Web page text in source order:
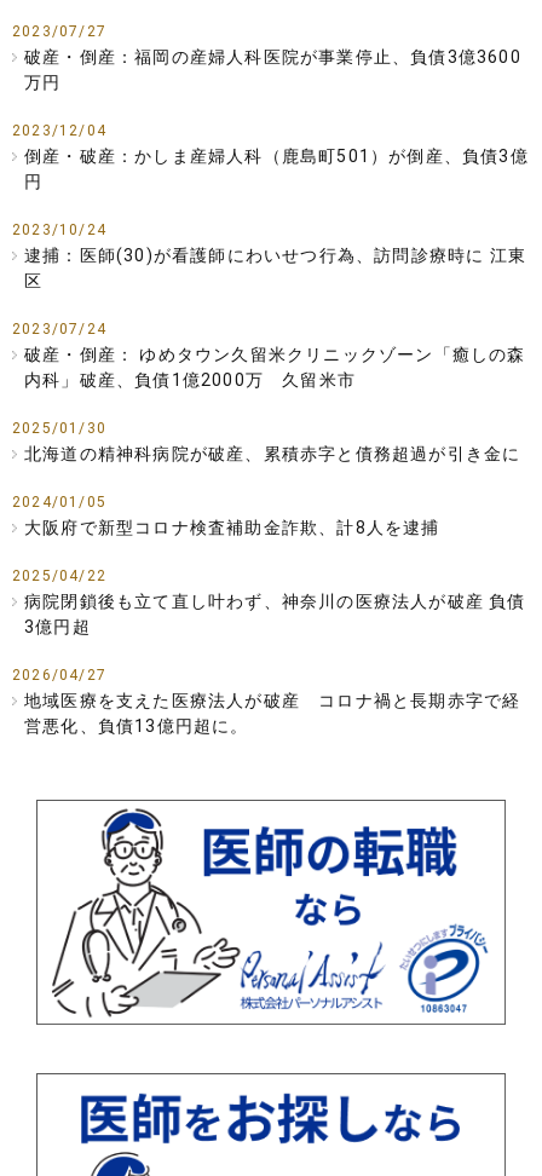
2023/07/27
破産・倒産：福岡の産婦人科医院が事業停止、負債3億3600
万円
2023/12/04
倒産・破産：かしま産婦人科（鹿島町501）が倒産、負債3億
円
2023/10/24
逮捕：医師(30)が看護師にわいせつ行為、訪問診療時に 江東
区
2023/07/24
破産・倒産： ゆめタウン久留米クリニックゾーン「癒しの森
内科」破産、負債1億2000万 久留米市
2025/01/30
北海道の精神科病院が破産、累積赤字と債務超過が引き金に
2024/01/05
大阪府で新型コロナ検査補助金詐欺、計8人を逮捕
2025/04/22
病院閉鎖後も立て直し叶わず、神奈川の医療法人が破産 負債
3億円超
2026/04/27
地域医療を支えた医療法人が破産 コロナ禍と長期赤字で経
営悪化、負債13億円超に。